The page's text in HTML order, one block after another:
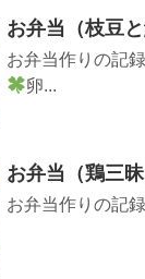
お弁当（枝豆
お弁当作りの記
卵...
お弁当（鶏三昧
お弁当作りの記